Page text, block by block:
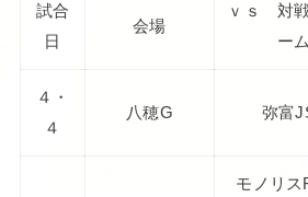
試合
日
会場
ｖｓ 対
ーム
４・
４
八穂G 弥富
モノリ